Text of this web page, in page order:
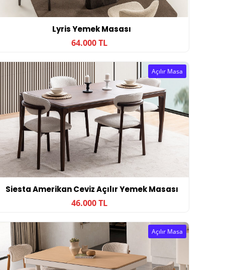
Lyris Yemek Masası
64.000 TL
Siesta Amerikan Ceviz Açılır Yemek Masası
46.000 TL
Açılır Masa
Açılır Masa